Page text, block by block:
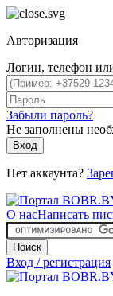
Авторизация
Логин, телефон
Забыли пароль?
Не заполнены
Вход
Нет аккаунта?
О насНаписать
Поиск
Вход / регистрация